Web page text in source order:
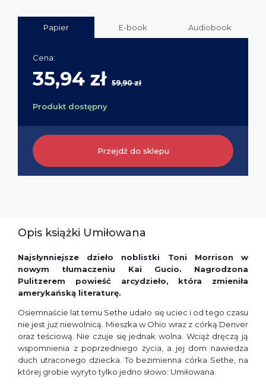
Papier E-book Audiobook
Cena:
35,94 zł 59,90 zł
Produkt dostępny
Przejdź do sklepu
Opis książki Umiłowana
Najsłynniejsze dzieło noblistki Toni Morrison w
nowym tłumaczeniu Kai Gucio. Nagrodzona
Pulitzerem powieść arcydzieło, która zmieniła
amerykańską literaturę.
Osiemnaście lat temu Sethe udało się uciec i od tego czasu
nie jest już niewolnicą. Mieszka w Ohio wraz z córką Denver
oraz teściową. Nie czuje się jednak wolna. Wciąż dręczą ją
wspomnienia z poprzedniego życia, a jej dom nawiedza
duch utraconego dziecka. To bezimienna córka Sethe, na
której grobie wyryto tylko jedno słowo: Umiłowana.